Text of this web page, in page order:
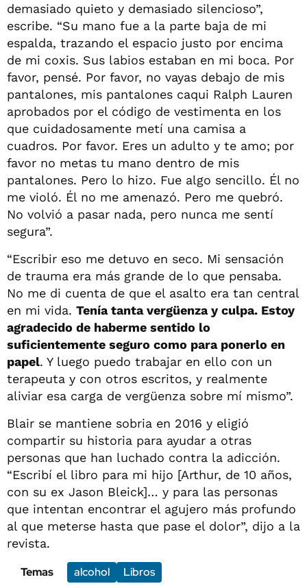
demasiado quieto y demasiado silencioso”,
escribe. “Su mano fue a la parte baja de mi
espalda, trazando el espacio justo por encima
de mi coxis. Sus labios estaban en mi boca. Por
favor, pensé. Por favor, no vayas debajo de mis
pantalones, mis pantalones caqui Ralph Lauren
aprobados por el código de vestimenta en los
que cuidadosamente metí una camisa a
cuadros. Por favor. Eres un adulto y te amo; por
favor no metas tu mano dentro de mis
pantalones. Pero lo hizo. Fue algo sencillo. Él no
me violó. Él no me amenazó. Pero me quebró.
No volvió a pasar nada, pero nunca me sentí
segura”.
“Escribir eso me detuvo en seco. Mi sensación
de trauma era más grande de lo que pensaba.
No me di cuenta de que el asalto era tan central
en mi vida. Tenía tanta vergüenza y culpa. Estoy
agradecido de haberme sentido lo
suficientemente seguro como para ponerlo en
papel. Y luego puedo trabajar en ello con un
terapeuta y con otros escritos, y realmente
aliviar esa carga de vergüenza sobre mí mismo”.
Blair se mantiene sobria en 2016 y eligió
compartir su historia para ayudar a otras
personas que han luchado contra la adicción.
“Escribí el libro para mi hijo [Arthur, de 10 años,
con su ex Jason Bleick]… y para las personas
que intentan encontrar el agujero más profundo
al que meterse hasta que pase el dolor”, dijo a la
revista.
Temas
alcohol Libros